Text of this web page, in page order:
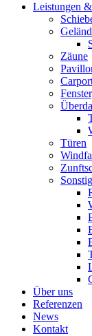
Leis­tun­gen
Zäu­ne
Türen
Über uns
Refe­ren­zen
News
Kon­takt